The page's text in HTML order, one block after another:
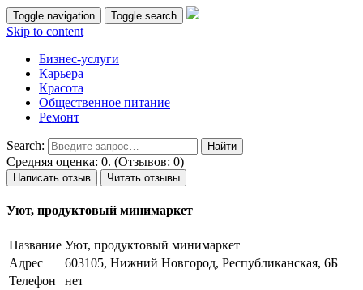
Toggle navigation Toggle search
Skip to content
Бизнес-услуги
Карьера
Красота
Общественное питание
Ремонт
Search:
Средняя оценка: 0. (Отзывов: 0)
Написать отзыв Читать отзывы
Уют, продуктовый минимаркет
Название Уют, продуктовый минимаркет
Адрес
603105, Нижний Новгород, Республиканская, 6Б
Телефон
нет